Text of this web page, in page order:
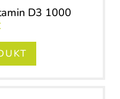
D3 1000